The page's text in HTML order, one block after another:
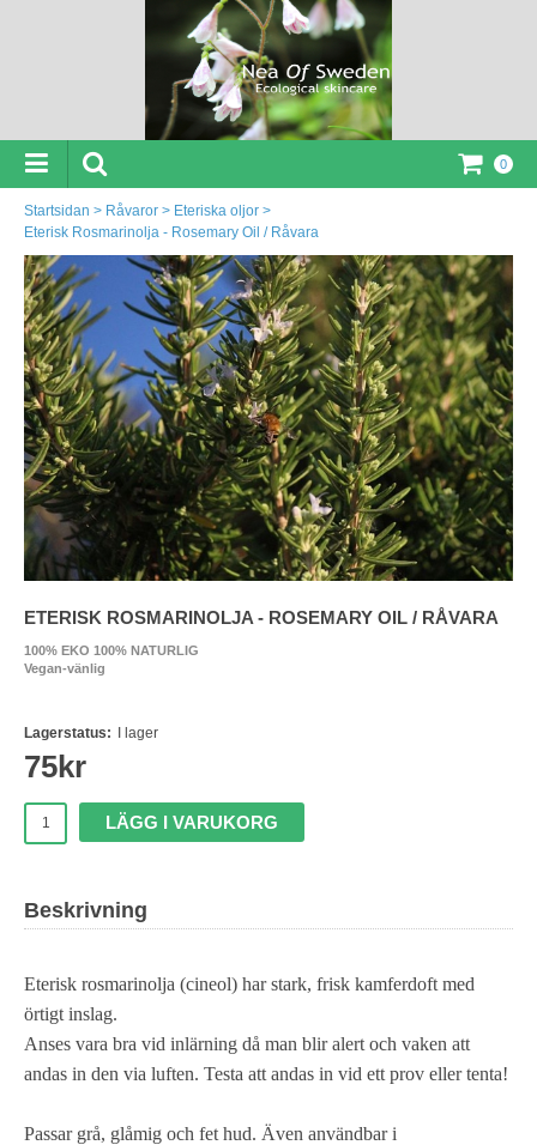
0
Startsidan > Råvaror > Eteriska oljor >
Eterisk Rosmarinolja - Rosemary Oil / Råvara
ETERISK ROSMARINOLJA - ROSEMARY OIL / RÅVARA
100% EKO 100% NATURLIG
Vegan-vänlig
Lagerstatus: I lager
75kr
LÄGG I VARUKORG
Beskrivning
Eterisk rosmarinolja (cineol) har stark, frisk kamferdoft med
örtigt inslag.
Anses vara bra vid inlärning då man blir alert och vaken att
andas in den via luften. Testa att andas in vid ett prov eller tenta!
Passar grå, glåmig och fet hud. Även användbar i